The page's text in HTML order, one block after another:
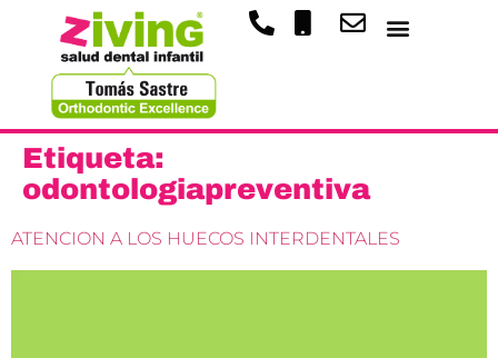
Etiqueta:
odontologiapreventiva
ATENCION A LOS HUECOS INTERDENTALES